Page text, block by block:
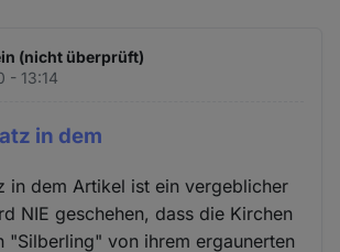
(nicht überprüft)
- 13:14
in dem
in dem Artikel ist ein vergeblicher
NIE geschehen, dass die Kirchen
"Silberling" von ihrem ergaunerten